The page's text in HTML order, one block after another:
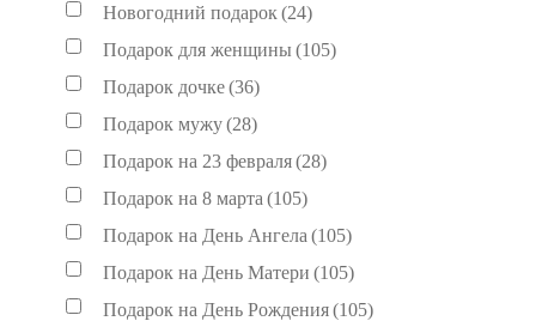
Новогодний подарок (24)
Подарок для женщины (105)
Подарок дочке(36)
Подарок мужу(28)
Подарок на 23 февраля(28)
Подарок на 8 марта (105)
Подарок на День Ангела (105)
Подарок на День Матери (105)
Подарок на День Рождения(105)